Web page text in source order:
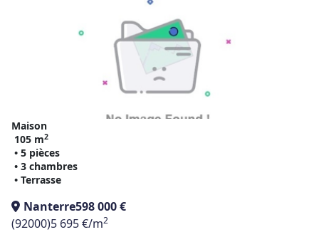
Maison
105 m2
• 5 pièces
• 3 chambres
• Terrasse
Nanterre598 000 €
(92000)5 695 €/m2